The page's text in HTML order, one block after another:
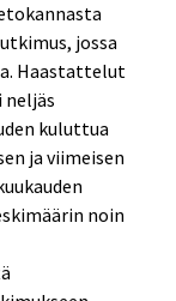
jossa
Haastattelut
neljäs
kuluttua
ja viimeisen
noin